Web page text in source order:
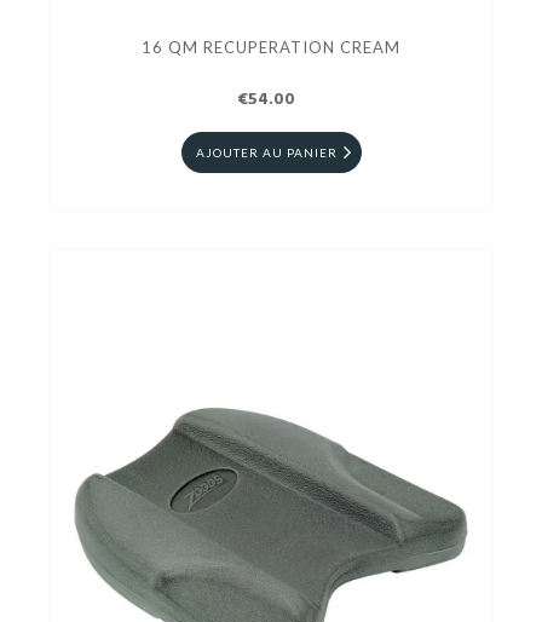
16 QM RECUPERATION CREAM
€54.00
AJOUTER AU PANIER